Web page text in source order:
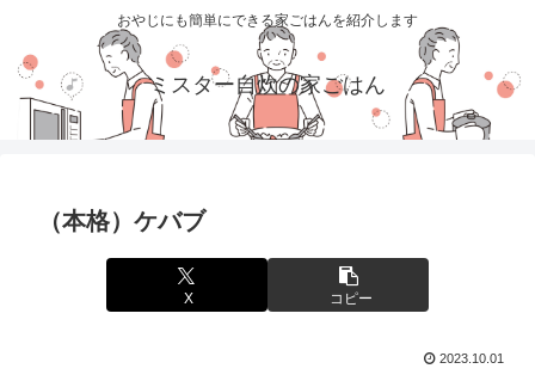
おやじにも簡単にできる家ごはんを紹介します
ミスター自炊の家ごはん
（本格）ケバブ
X コピー
2023.10.01